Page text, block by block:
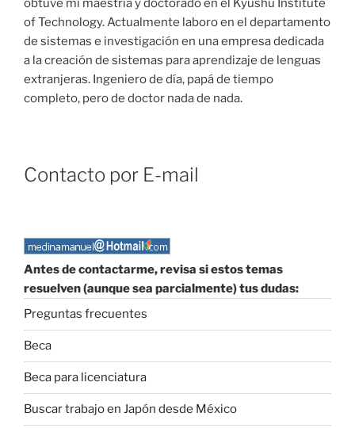
obtuve mi maestría y doctorado en el Kyushu Institute
of Technology. Actualmente laboro en el departamento
de sistemas e investigación en una empresa dedicada
a la creación de sistemas para aprendizaje de lenguas
extranjeras. Ingeniero de día, papá de tiempo
completo, pero de doctor nada de nada.
Contacto por E-mail
Antes de contactarme, revisa si estos temas
resuelven (aunque sea parcialmente) tus dudas:
Preguntas frecuentes
Beca
Beca para licenciatura
Buscar trabajo en Japón desde México